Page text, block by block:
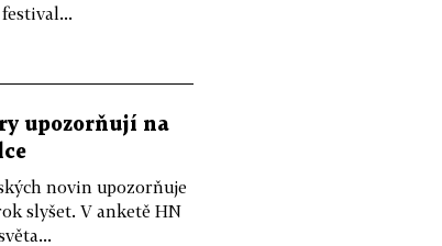
upozorňují na
novin upozorňuje
slyšet. V anketě HN